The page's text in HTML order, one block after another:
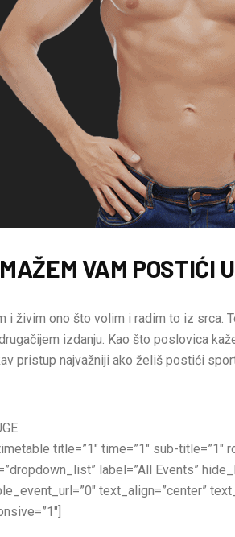
VAM POSTIĆI
i živim ono što volim i radim to iz srca.
izdanju. Kao što poslovica
pristup najvažniji ako želiš postići
title=”1″ time=”1″ sub-title=”1″
label=”All Events”
text_align=”center”